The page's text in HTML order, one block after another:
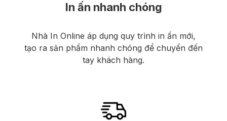
In ấn nhanh chóng
Nhà In Online áp dụng quy trình in ấn mới,
tạo ra sản phẩm nhanh chóng để chuyển đến
tay khách hàng.